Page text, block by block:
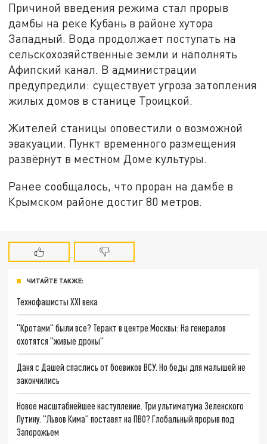
Причиной введения режима стал прорыв
дамбы на реке Кубань в районе хутора
Западный. Вода продолжает поступать на
сельскохозяйственные земли и наполнять
Афипский канал. В администрации
предупредили: существует угроза затопления
жилых домов в станице Троицкой.
Жителей станицы оповестили о возможной
эвакуации. Пункт временного размещения
развёрнут в местном Доме культуры.
Ранее сообщалось, что проран на дамбе в
Крымском районе достиг 80 метров.
ЧИТАЙТЕ ТАКЖЕ:
Технофашисты XXI века
"Кротами" были все? Теракт в центре Москвы: На генералов
охотятся "живые дроны"
Даня с Дашей спаслись от боевиков ВСУ. Но беды для малышей не
закончились
Новое масштабнейшее наступление. Три ультиматума Зеленского
Путину. "Львов Кима" поставят на ПВО? Глобальный прорыв под
Запорожьем